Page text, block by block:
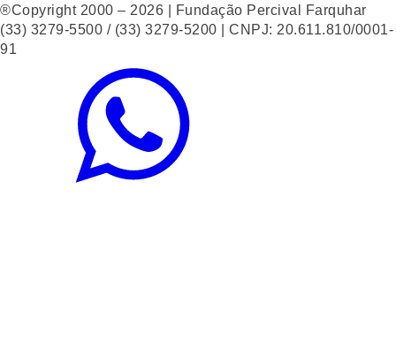
®Copyright 2000 – 2026 | Fundação Percival Farquhar
(33) 3279-5500 / (33) 3279-5200 | CNPJ: 20.611.810/0001-
91